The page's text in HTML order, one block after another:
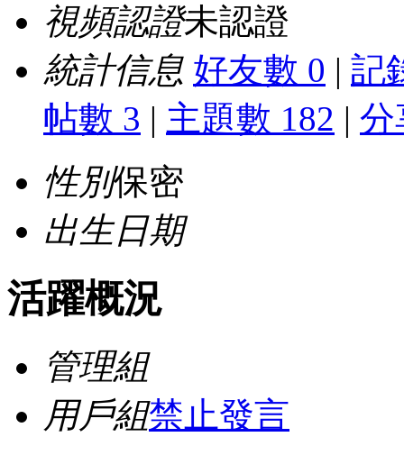
視頻認證未認證
統計信息 好友數 0 | 記
帖數 3 | 主題數 182 | 分
性別保密
出生日期
活躍概況
管理組
用戶組禁止發言